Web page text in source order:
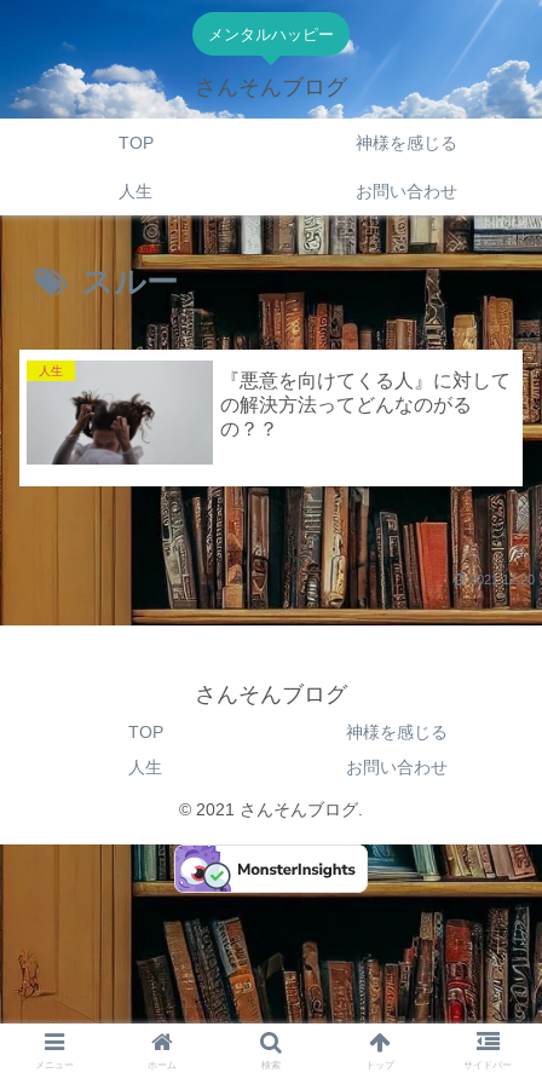
メンタルハッピー
さんそんブログ
TOP 神様を感じる
人生 お問い合わせ
スルー
人生
『悪意を向けてくる人』に対して
の解決方法ってどんなのがる
の？？
2021.12.20
さんそんブログ
TOP
神様を感じる
人生
お問い合わせ
© 2021 さんそんブログ.
メニュー ホーム 検索 トップ サイドバー